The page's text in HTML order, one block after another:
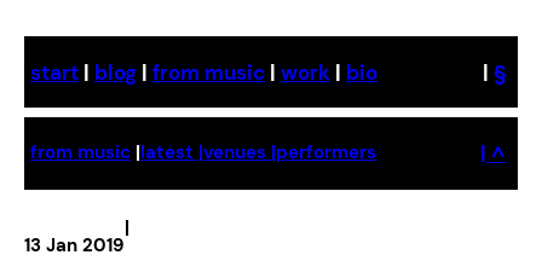
content
start | blog | from music | work | bio | §
from music |latest |venues |performers | ^
13 Jan 2019
|